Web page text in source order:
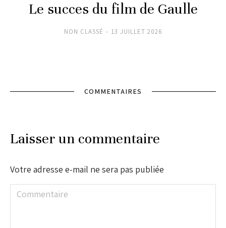
Le succes du film de Gaulle
NON CLASSÉ 13 JUILLET 2026
COMMENTAIRES
Laisser un commentaire
Votre adresse e-mail ne sera pas publiée
Commentaire